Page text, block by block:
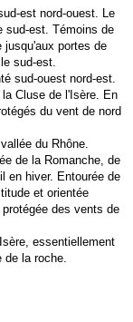
est nord-ouest. Le
sud-est. Témoins de
portes de
sud-est.
sud-ouest nord-est.
Cluse de l'Isère. En
du vent de nord
du Rhône.
de la Romanche, de
en hiver. Entourée de
et orientée
des vents de
essentiellement
la roche.